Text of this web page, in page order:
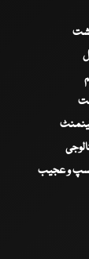
و عجیب